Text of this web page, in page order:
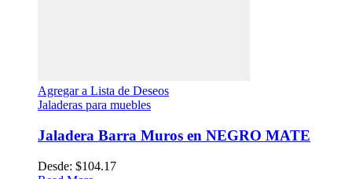
Agregar a Lista de Deseos
Jaladeras para muebles
Jaladera Barra Muros en NEGRO MATE
Desde: $104.17